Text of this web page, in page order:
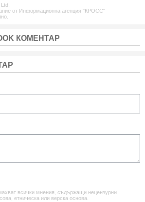
от Информационна агенция "КРОСС"
КОМЕНТАР
всички мнения, съдържащи нецензурни
етническа или верска основа.